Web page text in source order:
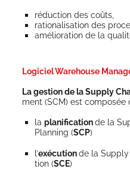
réduc­tion des coûts,
ratio­na­li­sa­tion des
amé­lio­ra­tion de la
Logiciel Warehouse
La ges­tion de la Sup­ply
ment (SCM) est com­po­sée
lapla­ni­fi­ca­tionde la
Plan­ning (SCP)
l’exé­cu­tionde la
tion (SCE)